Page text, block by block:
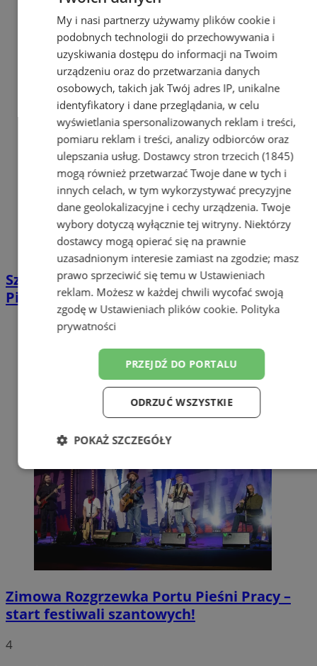
Szanty wracają do Tychów! Festiwal Port
Pieśni Pracy już w sierpniu
Zimowa Rozgrzewka Portu Pieśni Pracy –
start festiwali szantowych!
4
My i nasi partnerzy używamy plików cookie i
podobnych technologii do przechowywania i
uzyskiwania dostępu do informacji na Twoim
urządzeniu oraz do przetwarzania danych
osobowych, takich jak Twój adres IP, unikalne
identyfikatory i dane przeglądania, w celu
wyświetlania spersonalizowanych reklam i treści,
pomiaru reklam i treści, analizy odbiorców oraz
ulepszania usług. Dostawcy stron trzecich (1845)
mogą również przetwarzać Twoje dane w tych i
innych celach, w tym wykorzystywać precyzyjne
dane geolokalizacyjne i cechy urządzenia. Twoje
wybory dotyczą wyłącznie tej witryny. Niektórzy
dostawcy mogą opierać się na prawnie
uzasadnionym interesie zamiast na zgodzie; masz
prawo sprzeciwić się temu w Ustawieniach
reklam. Możesz w każdej chwili wycofać swoją
zgodę w Ustawieniach plików cookie. Polityka
prywatności
PRZEJDŹ DO PORTALU
ODRZUĆ WSZYSTKIE
POKAŻ SZCZEGÓŁY
Niezbędne Wydajność Targetowanie
Funkcjonalność Niesklasyfikowane
Wydajność